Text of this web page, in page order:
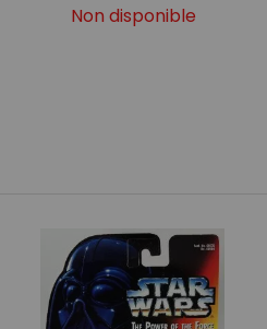
Non disponible